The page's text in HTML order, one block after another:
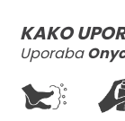
KAKO
Uporaba